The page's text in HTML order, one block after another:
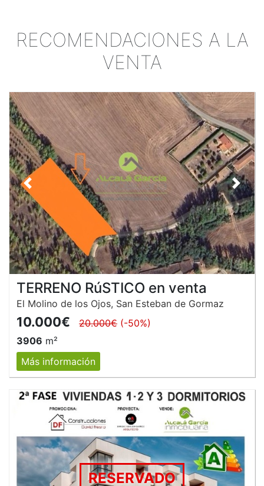
RECOMENDACIONES A LA
VENTA
Anterior
TERRENO RúSTICO en venta
El Molino de los Ojos, San Esteban de Gormaz
10.000€ 20.000€ (-50%)
3906 m²
Más información
RESERVADO